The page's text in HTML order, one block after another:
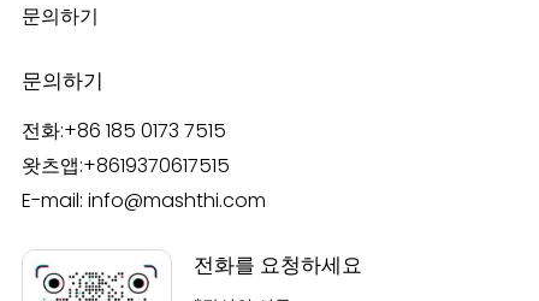
문의하기
문의하기
전화:+86 185 0173 7515
왓츠앱:+8619370617515
E-mail: info@mashthi.com
전화를 요청하세요